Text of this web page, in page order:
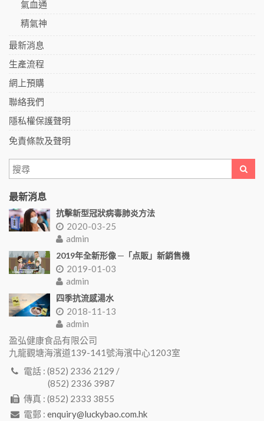
氣血通
精氣神
最新消息
生產流程
網上預購
聯絡我們
隱私權保護聲明
免責條款及聲明
最新消息
抗擊新型冠狀病毒肺炎方法
2020-03-25
admin
2019年全新形像 ─「点販」新銷售機
2019-01-03
admin
四季抗流感湯水
2018-11-13
admin
盈弘健康食品有限公司
九龍觀塘海濱道139-141號海濱中心1203室
電話 : (852) 2336 2129 /
(852) 2336 3987
傳真 : (852) 2333 3855
電郵 : enquiry@luckybao.com.hk